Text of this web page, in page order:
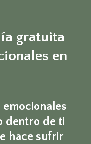
gratuita
en
dentro de ti
hace sufrir